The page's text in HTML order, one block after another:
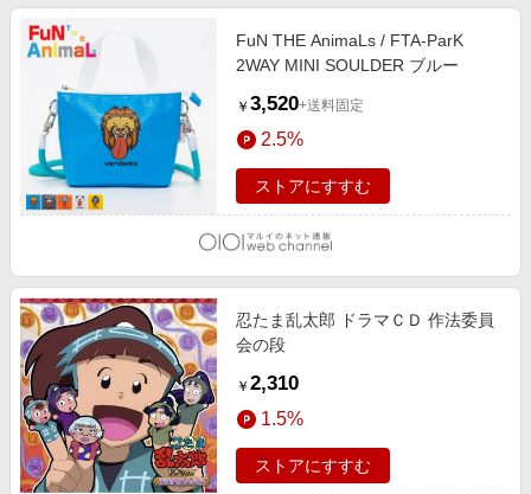
FuN THE AnimaLs / FTA-ParK
2WAY MINI SOULDER ブルー
￥ 3,520+送料固定
2.5%
ストアにすすむ
忍たま乱太郎 ドラマＣＤ 作法委員
会の段
￥ 2,310
1.5%
ストアにすすむ